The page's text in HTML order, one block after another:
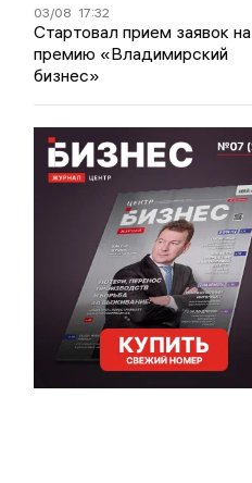
03/08 17:32
Стартовал прием заявок на
премию «Владимирский
бизнес»